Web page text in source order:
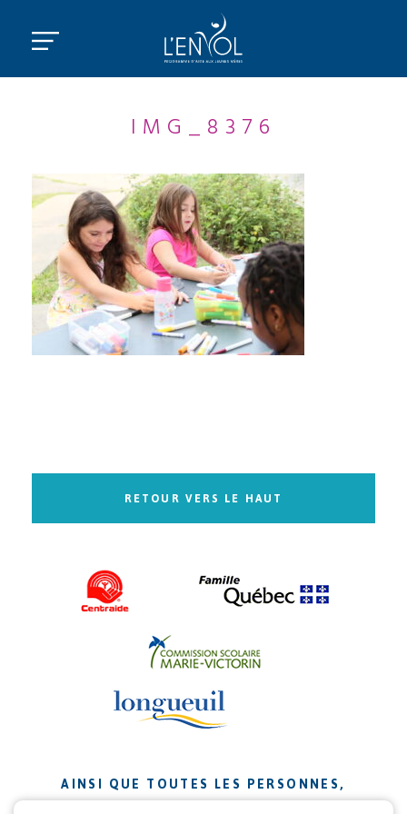
IMG_8376
RETOUR VERS LE HAUT
AINSI QUE TOUTES LES PERSONNES,
ORGANISMES ET ENTREPRISES QUI ONT